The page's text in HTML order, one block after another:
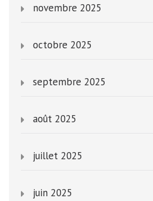
novembre 2025
octobre 2025
septembre 2025
août 2025
juillet 2025
juin 2025